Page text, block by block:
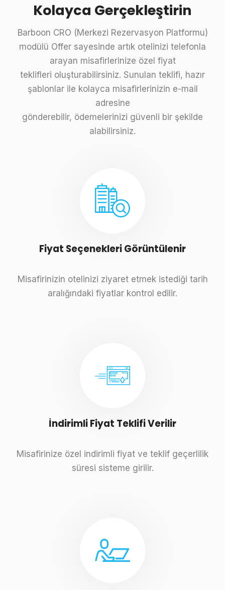
Kolayca Gerçekleştirin
Barboon CRO (Merkezi Rezervasyon Platformu)
modülü Offer sayesinde artık otelinizi telefonla
arayan misafirlerinize özel fiyat
teklifleri oluşturabilirsiniz. Sunulan teklifi, hazır
şablonlar ile kolayca misafirlerinizin e-mail
adresine
gönderebilir, ödemelerinizi güvenli bir şekilde
alabilirsiniz.
Fiyat Seçenekleri Görüntülenir
Misafirinizin otelinizi ziyaret etmek istediği tarih
aralığındaki fiyatlar kontrol edilir.
İndirimli Fiyat Teklifi Verilir
Misafirinize özel indirimli fiyat ve teklif geçerlilik
süresi sisteme girilir.